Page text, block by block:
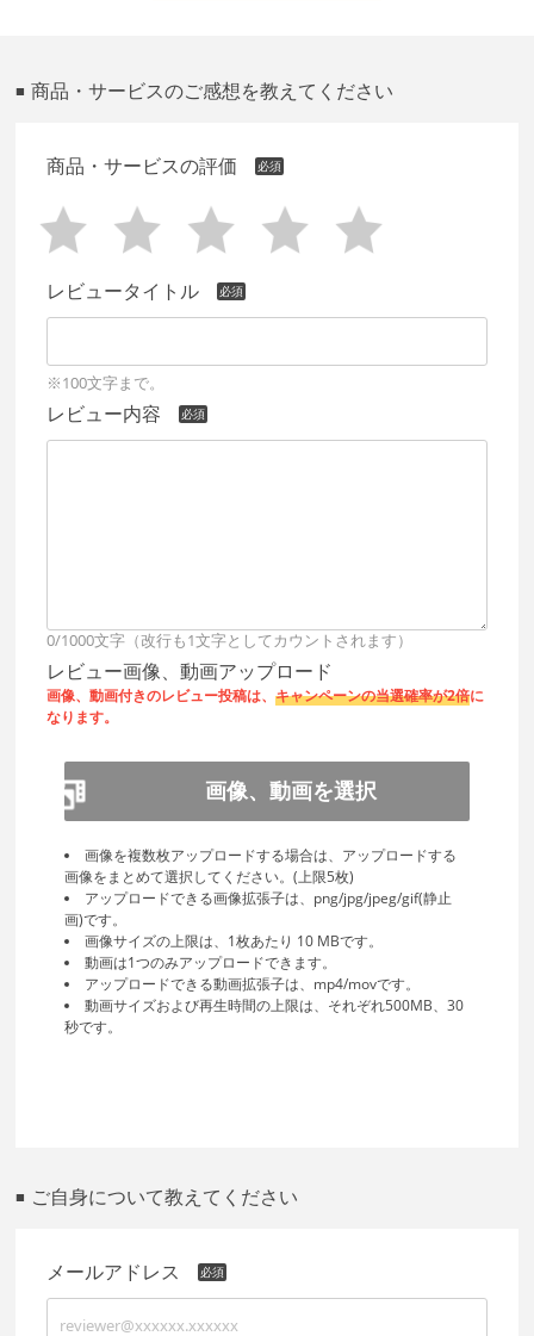
■ 商品・サービスのご感想を教えてください
商品・サービスの評価
レビュータイトル
※100文字まで。
レビュー内容
0/1000文字（改行も1文字としてカウントされます）
レビュー画像、動画アップロード
画像、動画付きのレビュー投稿は、 キャンペーンの当選確率が2倍に
なります。
画像、動画を選択
画像を複数枚アップロードする場合は、アップロードする
画像をまとめて選択してください。(上限5枚)
アップロードできる画像拡張子は、png/jpg/jpeg/gif(静止
画)です。
画像サイズの上限は、1枚あたり 10 MBです。
動画は1つのみアップロードできます。
アップロードできる動画拡張子は、mp4/movです。
動画サイズおよび再生時間の上限は、それぞれ500MB、30
秒です。
■ ご自身について教えてください
メールアドレス